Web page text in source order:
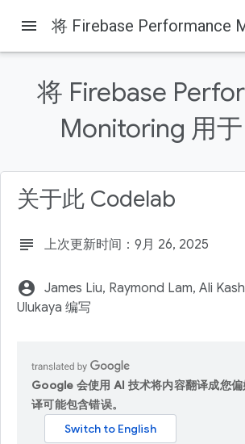
Firebase Firebase Codelabs
本页内容
1. 概览
2. 获取示例代码
升级您的 Firebase 定价方案
menu
将 Firebase
Monitoring 用
关于此 Codelab
subject 上次更新时间：9月 26, 2025
account_circle James Liu, Raymond Lam, Ali
Ulukaya 编写
Google 会使用 AI 技术将内容翻译成您
译可能包含错误。